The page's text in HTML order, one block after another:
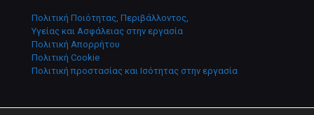
Πολιτική Ποιότητας, Περιβάλλοντος,
Υγείας και Ασφάλειας στην εργασία
Πολιτική Απορρήτου
Πολιτική Cookie
Πολιτική προστασίας και Ισότητας στην εργασία